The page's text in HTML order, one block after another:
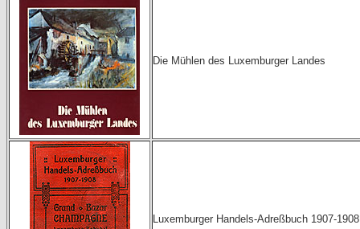
Die Mühlen des Luxemburger Landes
Luxemburger Handels-Adreßbuch 1907-1908